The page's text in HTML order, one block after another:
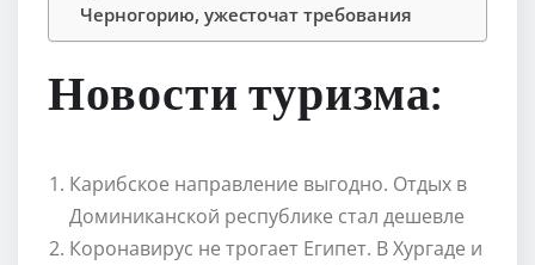
Черногорию, ужесточат требования
Новости туризма:
Карибское направление выгодно. Отдых в
Доминиканской республике стал дешевле
Коронавирус не трогает Египет. В Хургаде и